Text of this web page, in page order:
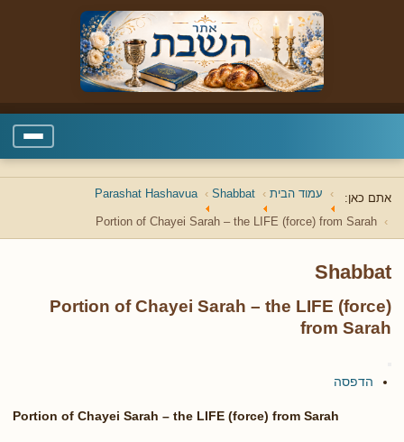
אתם כאן: עמוד הבית Shabbat
Parashat Hashavua
Portion of Chayei Sarah – the LIFE (force) from Sarah
Shabbat
Portion of Chayei Sarah – the LIFE (force)
from Sarah
הדפסה
Portion of Chayei Sarah – the LIFE (force) from Sarah